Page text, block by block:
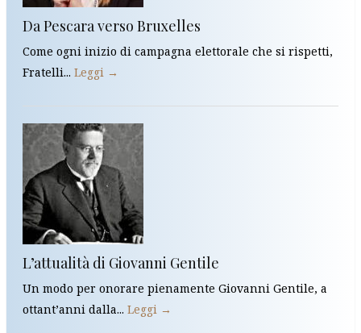
Da Pescara verso Bruxelles
Come ogni inizio di campagna elettorale che si rispetti,
Fratelli... Leggi →
L’attualità di Giovanni Gentile
Un modo per onorare pienamente Giovanni Gentile, a
ottant’anni dalla... Leggi →